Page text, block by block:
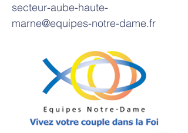
secteur-aube-haute-
marne@equipes-notre-dame.fr